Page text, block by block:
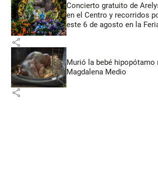
Concierto gratuito de
en el Centro y recorridos
este 6 de agosto en la
share
Murió la bebé hipopótamo
Magdalena Medio
share